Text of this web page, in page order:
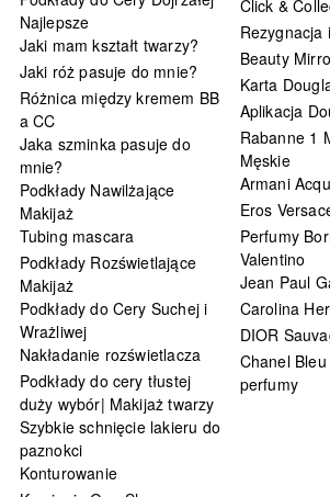
Najlepsze
Jaki mam kształt twarzy?
Jaki róż pasuje do mnie?
Różnica między kremem BB
a CC
Jaka szminka pasuje do
mnie?
Podkłady Nawilżające
Makijaż
Tubing mascara
Podkłady Rozświetlające
Makijaż
Podkłady do Cery Suchej i
Wrażliwej
Nakładanie rozświetlacza
Podkłady do cery tłustej
duży wybór| Makijaż twarzy
Szybkie schnięcie lakieru do
paznokci
Konturowanie
Click &
Rezygnacja
Beauty
Karta
Aplikacja
Rabanne 1
Męskie
Armani
Eros
Perfumy
Valentino
Jean Paul
Carolina
DIOR
Chanel
perfumy